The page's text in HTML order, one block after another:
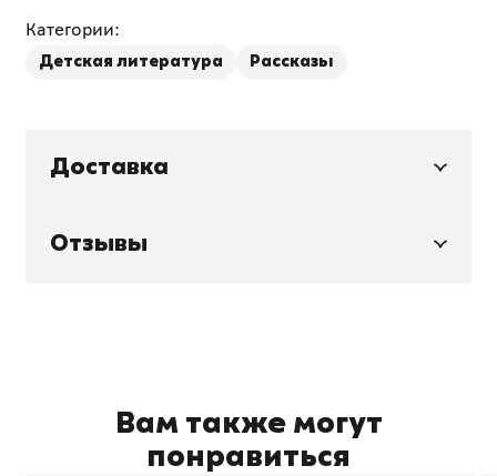
Категории:
Детская литература Рассказы
Доставка
Отзывы
Вам также могут
понравиться